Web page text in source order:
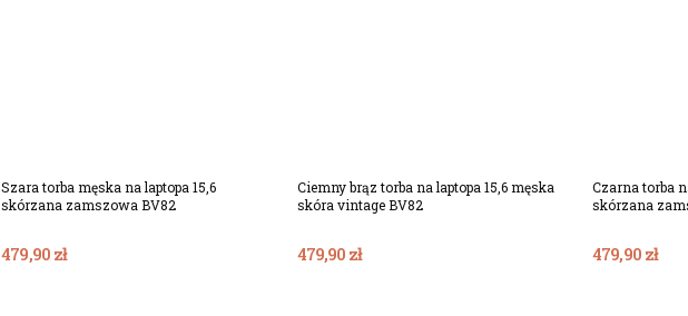
Szara torba męska na laptopa 15,6
skórzana zamszowa BV82
479,90 zł
Ciemny brąz torba na laptopa 15,6 męska
skóra vintage BV82
479,90 zł
Czarna torba
skórzana
479,90 zł